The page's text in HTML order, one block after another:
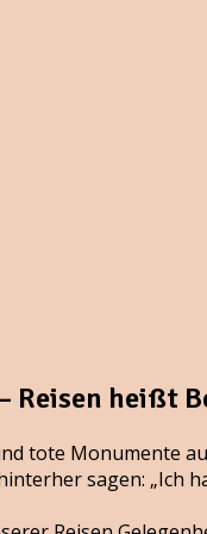
Reisen heißt
tote Monumente
sagen: „Ich